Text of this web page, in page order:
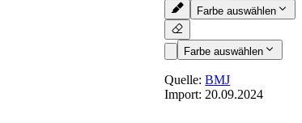
Farbe auswählen
Farbe auswählen
Quelle:BMJ
Import: 20.09.2024